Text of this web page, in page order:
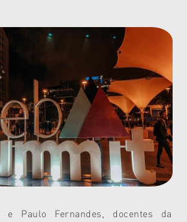
e Paulo Fernandes, docentes da